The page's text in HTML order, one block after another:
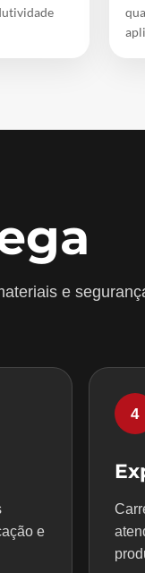
e
e
4